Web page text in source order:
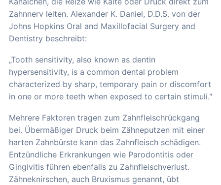
Zahnnerv leiten. Alexander K. Daniel, D.D.S. von der
Johns Hopkins Oral and Maxillofacial Surgery and
Dentistry beschreibt:
„Tooth sensitivity, also known as dentin
hypersensitivity, is a common dental problem
characterized by sharp, temporary pain or discomfort
in one or more teeth when exposed to certain stimuli."
Mehrere Faktoren tragen zum Zahnfleischrückgang
bei. Übermäßiger Druck beim Zähneputzen mit einer
harten Zahnbürste kann das Zahnfleisch schädigen.
Entzündliche Erkrankungen wie Parodontitis oder
Gingivitis führen ebenfalls zu Zahnfleischverlust.
Zähneknirschen, auch Bruxismus genannt, übt